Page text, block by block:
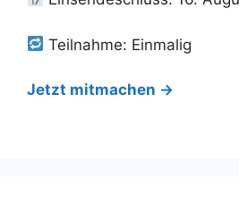
Teilnahme: Einmalig
Jetzt mitmachen →